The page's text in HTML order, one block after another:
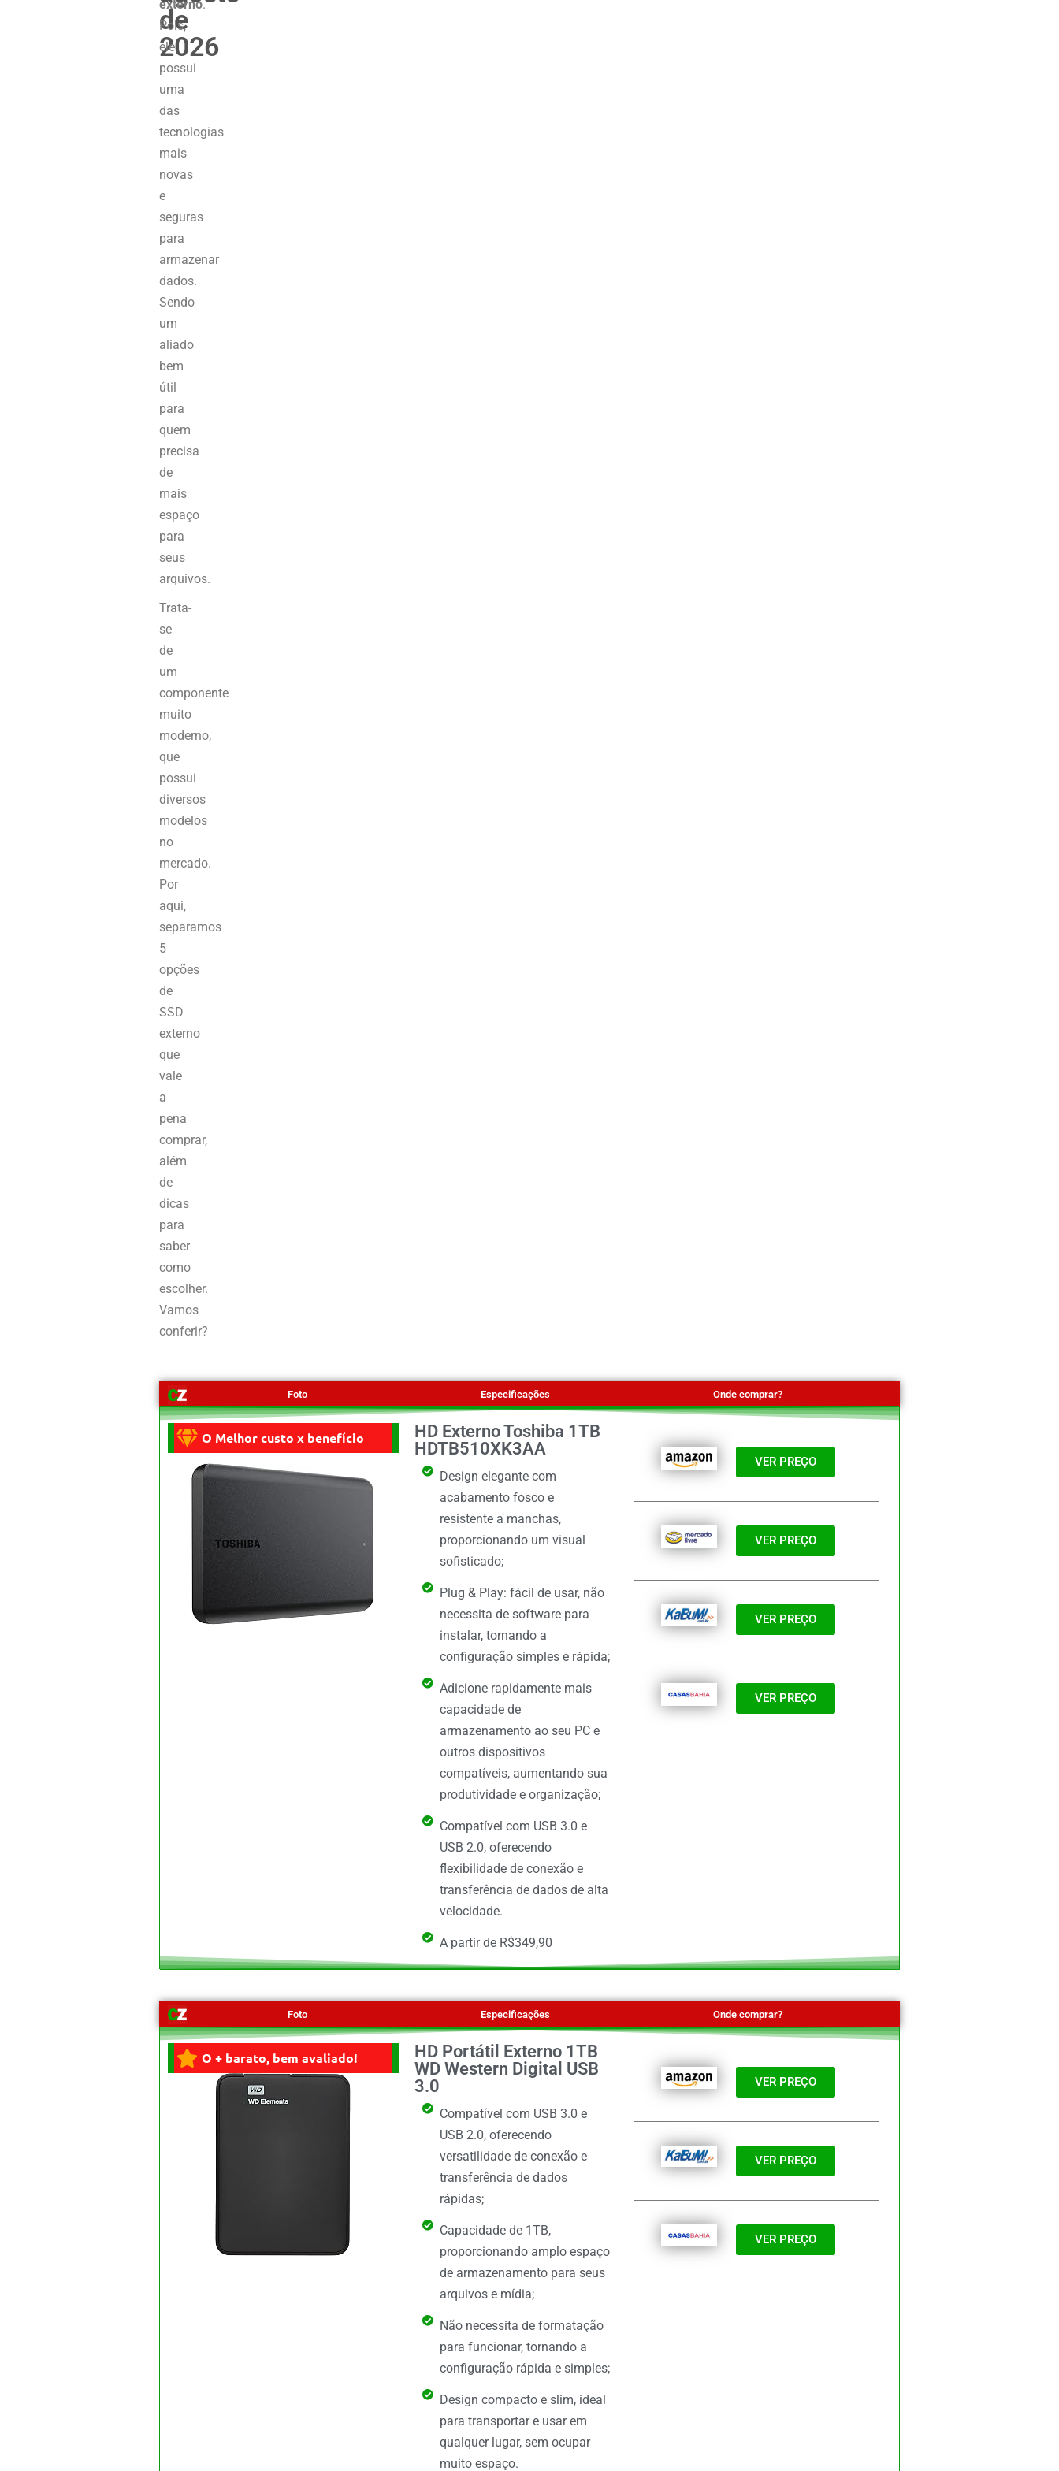
de
2026
externo.
Pois,
ele
possui
uma
das
tecnologias
mais
novas
e
seguras
para
armazenar
dados.
Sendo
um
aliado
bem
útil
para
quem
precisa
de
mais
espaço
para
seus
arquivos.
Trata-
se
de
um
componente
muito
moderno,
que
possui
diversos
modelos
no
mercado.
Por
aqui,
separamos
5
opções
de
SSD
externo
que
vale
a
pena
comprar,
além
de
dicas
para
saber
como
escolher.
Vamos
conferir?
Foto Especificações Onde comprar?
O Melhor custo x benefício
HD Externo Toshiba 1TB
HDTB510XK3AA
Design elegante com
acabamento fosco e
resistente a manchas,
proporcionando um visual
sofisticado;
Plug & Play: fácil de usar, não
necessita de software para
instalar, tornando a
configuração simples e rápida;
Adicione rapidamente mais
capacidade de
armazenamento ao seu PC e
outros dispositivos
compatíveis, aumentando sua
produtividade e organização;
Compatível com USB 3.0 e
USB 2.0, oferecendo
flexibilidade de conexão e
transferência de dados de alta
velocidade.
A partir de R$349,90
VER PREÇO
VER PREÇO
VER PREÇO
VER PREÇO
Foto Especificações Onde comprar?
O + barato, bem avaliado!
HD Portátil Externo 1TB
WD Western Digital USB
3.0
Compatível com USB 3.0 e
USB 2.0, oferecendo
versatilidade de conexão e
transferência de dados
rápidas;
Capacidade de 1TB,
proporcionando amplo espaço
de armazenamento para seus
arquivos e mídia;
Não necessita de formatação
para funcionar, tornando a
configuração rápida e simples;
Design compacto e slim, ideal
para transportar e usar em
qualquer lugar, sem ocupar
muito espaço.
VER PREÇO
VER PREÇO
VER PREÇO